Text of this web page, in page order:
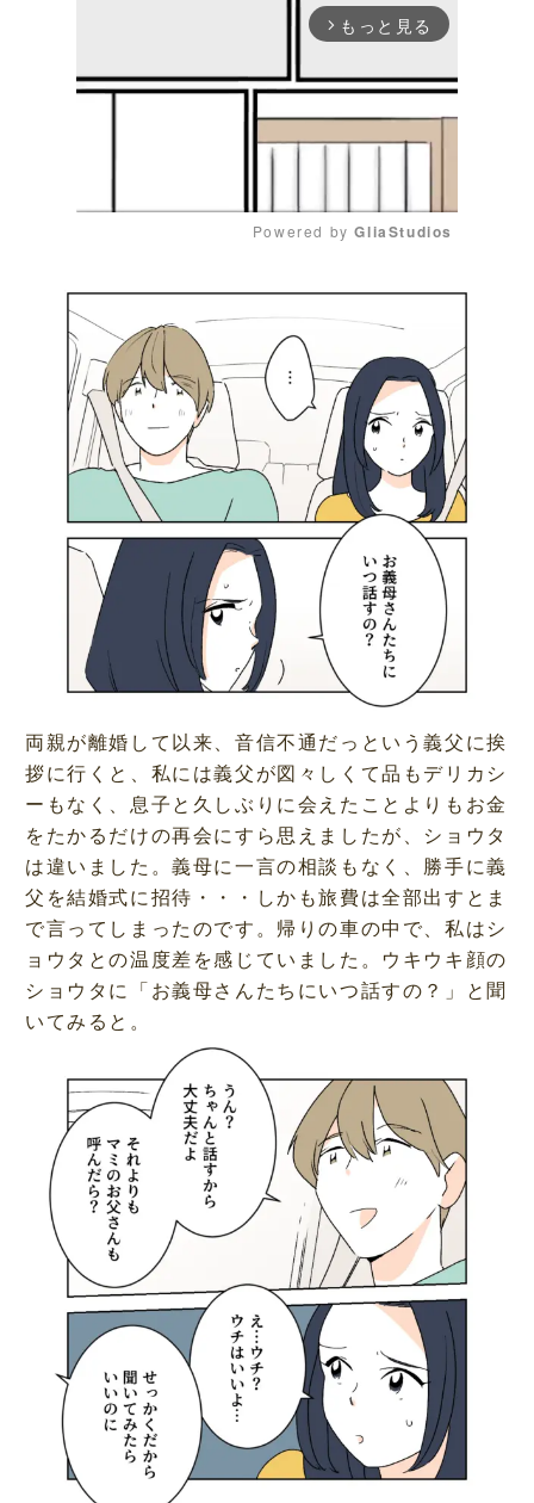
arrow_forward_ios もっと見る
u
t
Powered by GliaStudios
両親が離婚して以来、音信不通だっという義父に挨
拶に行くと、私には義父が図々しくて品もデリカシ
ーもなく、息子と久しぶりに会えたことよりもお金
をたかるだけの再会にすら思えましたが、ショウタ
は違いました。義母に一言の相談もなく、勝手に義
父を結婚式に招待・・・しかも旅費は全部出すとま
で言ってしまったのです。帰りの車の中で、私はシ
ョウタとの温度差を感じていました。ウキウキ顔の
ショウタに「お義母さんたちにいつ話すの？」と聞
いてみると。